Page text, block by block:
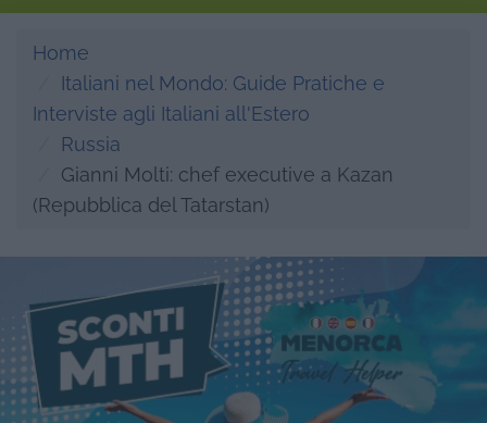
Home
Italiani nel Mondo: Guide Pratiche e
Interviste agli Italiani all'Estero
Russia
Gianni Molti: chef executive a Kazan
(Repubblica del Tatarstan)